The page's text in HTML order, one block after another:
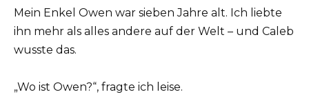
Mein Enkel Owen war sieben Jahre alt. Ich liebte
ihn mehr als alles andere auf der Welt – und Caleb
wusste das.
„Wo ist Owen?“, fragte ich leise.